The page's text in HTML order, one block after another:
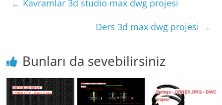
← Kavramlar 3d studio max dwg projesi
Ders 3d max dwg projesi →
Bunları da sevebilirsiniz